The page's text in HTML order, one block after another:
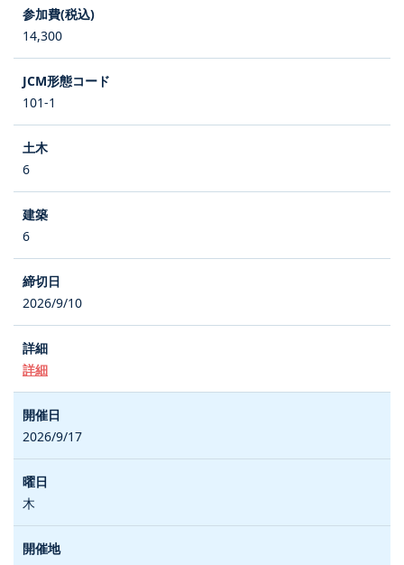
14,300
101-1
6
6
2026/9/10
詳細
2026/9/17
木